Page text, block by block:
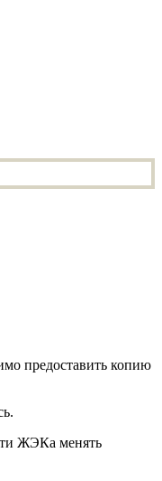
предоставить копию
ЖЭКа менять